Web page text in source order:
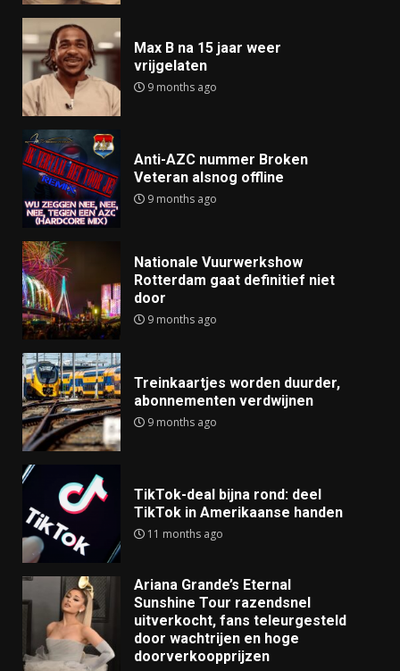
Max B na 15 jaar weer
vrijgelaten
9 months ago
Anti-AZC nummer Broken
Veteran alsnog offline
9 months ago
Nationale Vuurwerkshow
Rotterdam gaat definitief niet
door
9 months ago
Treinkaartjes worden duurder,
abonnementen verdwijnen
9 months ago
TikTok-deal bijna rond: deel
TikTok in Amerikaanse handen
11 months ago
Ariana Grande’s Eternal
Sunshine Tour razendsnel
uitverkocht, fans teleurgesteld
door wachtrijen en hoge
doorverkoopprijzen